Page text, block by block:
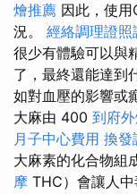
燴推薦 因此，使
況。 經絡調理證照
很少有體驗可以與
了，最終還能達到
如對血壓的影響或
大麻由 400 到府
月子中心費用 換發
大麻素的化合物組
摩 THC）會讓人中